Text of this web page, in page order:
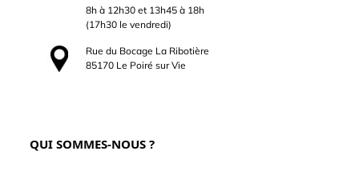
8h à 12h30 et 13h45 à 18h
(17h30 le vendredi)
Rue du Bocage La Ribotière
85170 Le Poiré sur Vie
QUI SOMMES-NOUS ?